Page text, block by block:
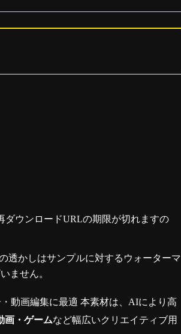
ダウンロードURLの期限が切れますの
透かしはサンプルに対するウォーターマ
ません。
動画編集に最適 本素材は、AIにより高
画・ゲームなど幅広いクリエイティブ用